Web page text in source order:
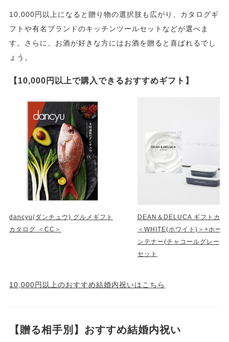
10,000円以上になると贈り物の選択肢も広がり、カタログギ
フトや有名ブランドのキッチンツールセットなどが選べま
す。さらに、お酒が好きな方にはお酒を贈ると喜ばれるでし
ょう。
【10,000円以上で購入できるおすすめギフト】
dancyu(ダンチュウ) グルメギフト
カタログ ＜CC＞
DEAN＆DELUCA ギフトカタ
＜WHITE(ホワイト)＞+ホー
ンテナー(チャコールグレー)S
セット
10,000円以上のおすすめ結婚内祝いはこちら
【贈る相手別】おすすめ結婚内祝い